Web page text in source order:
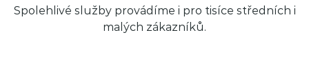
Spolehlivé služby provádíme i pro tisíce středních i
malých zákazníků.